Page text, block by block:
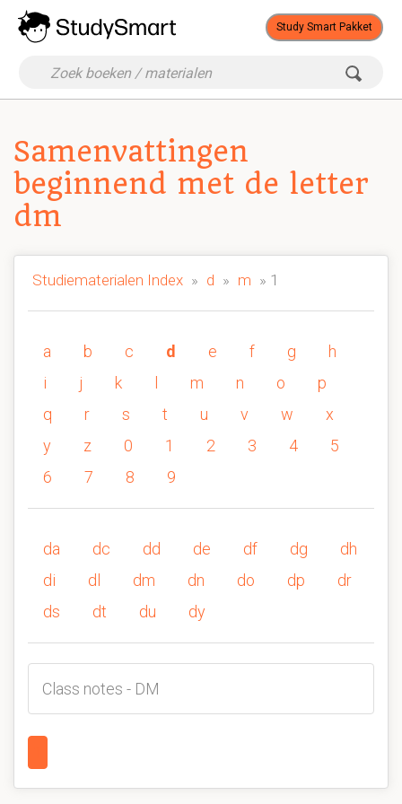
Study Smart Pakket
Samenvattingen
beginnend met de letter
dm
Studiematerialen Index » d » m » 1
a b c d e f g
h
i
j k m n o
p
q
r s t u v w
x
y
z 0 1 2 3 4
5
6
7 8 9
da dc dd de df dg
dh
di
dl dm dn do dp
dr
ds
dt du dy
Class notes - DM